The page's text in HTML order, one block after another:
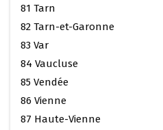
81 Tarn
82 Tarn-et-Garonne
83 Var
84 Vaucluse
85 Vendée
86 Vienne
87 Haute-Vienne